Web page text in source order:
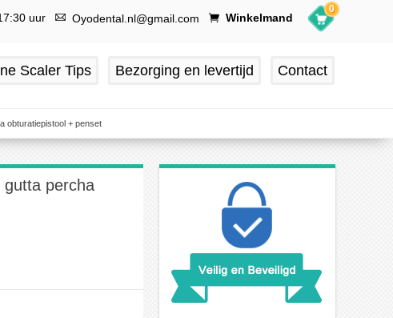
uur Oyodental.nl@gmail.com Winkelmand
0
Scaler Tips Bezorging en levertijd Contact
obturatiepistool + penset
gutta percha